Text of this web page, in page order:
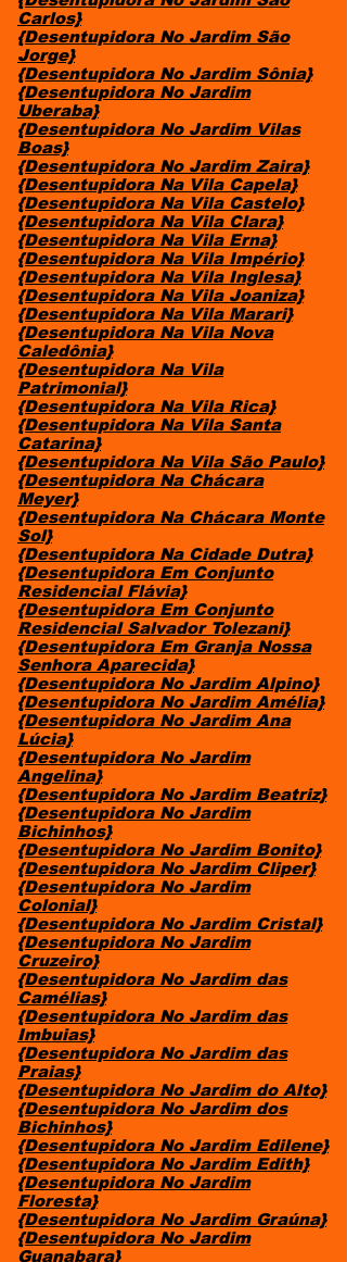
Carlos}
{Desentupidora No Jardim São
Jorge}
{Desentupidora No Jardim Sônia}
{Desentupidora No Jardim
Uberaba}
{Desentupidora No Jardim Vilas
Boas}
{Desentupidora No Jardim Zaira}
{Desentupidora Na Vila Capela}
{Desentupidora Na Vila Castelo}
{Desentupidora Na Vila Clara}
{Desentupidora Na Vila Erna}
{Desentupidora Na Vila Império}
{Desentupidora Na Vila Inglesa}
{Desentupidora Na Vila Joaniza}
{Desentupidora Na Vila Marari}
{Desentupidora Na Vila Nova
Caledônia}
{Desentupidora Na Vila
Patrimonial}
{Desentupidora Na Vila Rica}
{Desentupidora Na Vila Santa
Catarina}
{Desentupidora Na Vila São Paulo}
{Desentupidora Na Chácara
Meyer}
{Desentupidora Na Chácara Monte
Sol}
{Desentupidora Na Cidade Dutra}
{Desentupidora Em Conjunto
Residencial Flávia}
{Desentupidora Em Conjunto
Residencial Salvador Tolezani}
{Desentupidora Em Granja Nossa
Senhora Aparecida}
{Desentupidora No Jardim Alpino}
{Desentupidora No Jardim Amélia}
{Desentupidora No Jardim Ana
Lúcia}
{Desentupidora No Jardim
Angelina}
{Desentupidora No Jardim Beatriz}
{Desentupidora No Jardim
Bichinhos}
{Desentupidora No Jardim Bonito}
{Desentupidora No Jardim Cliper}
{Desentupidora No Jardim
Colonial}
{Desentupidora No Jardim Cristal}
{Desentupidora No Jardim
Cruzeiro}
{Desentupidora No Jardim das
Camélias}
{Desentupidora No Jardim das
Imbuias}
{Desentupidora No Jardim das
Praias}
{Desentupidora No Jardim do Alto}
{Desentupidora No Jardim dos
Bichinhos}
{Desentupidora No Jardim Edilene}
{Desentupidora No Jardim Edith}
{Desentupidora No Jardim
Floresta}
{Desentupidora No Jardim Graúna}
{Desentupidora No Jardim
Guanabara}